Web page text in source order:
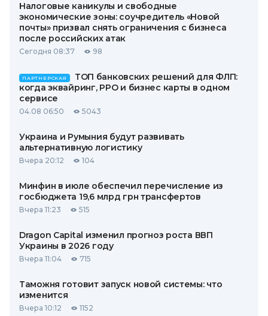
Налоговые каникулы и свободные
экономические зоны: соучредитель «Новой
почты» призвал снять ограничения с бизнеса
после российских атак
Сегодня 08:37 98
ПАРТНЕРСКАЯ
ТОП банковских решений для ФЛП:
когда эквайринг, РРО и бизнес карты в одном
сервисе
04.08 06:50 5043
Украина и Румыния будут развивать
альтернативную логистику
Вчера 20:12 104
Минфин в июле обеспечил перечисление из
госбюджета 19,6 млрд грн трансфертов
Вчера 11:23 515
Dragon Capital изменил прогноз роста ВВП
Украины в 2026 году
Вчера 11:04 715
Таможня готовит запуск новой системы: что
изменится
Вчера 10:12 1152